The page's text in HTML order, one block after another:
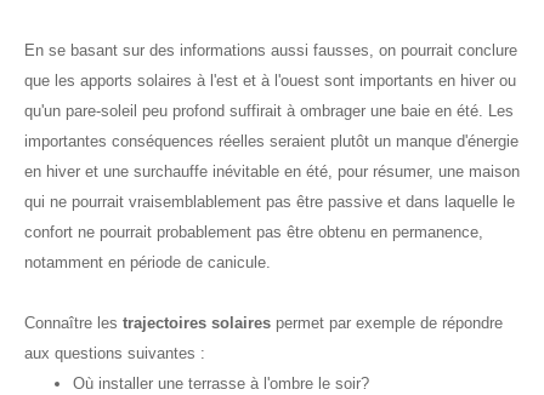
En se basant sur des informations aussi fausses, on pourrait conclure
que les apports solaires à l'est et à l'ouest sont importants en hiver ou
qu'un pare-soleil peu profond suffirait à ombrager une baie en été. Les
importantes conséquences réelles seraient plutôt un manque d'énergie
en hiver et une surchauffe inévitable en été, pour résumer, une maison
qui ne pourrait vraisemblablement pas être passive et dans laquelle le
confort ne pourrait probablement pas être obtenu en permanence,
notamment en période de canicule.
Connaître les trajectoires solaires permet par exemple de répondre
aux questions suivantes :
Où installer une terrasse à l'ombre le soir?